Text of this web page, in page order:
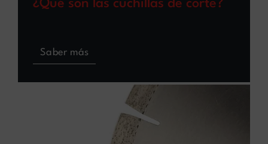
¿Qué son las cuchillas de corte?
Saber más